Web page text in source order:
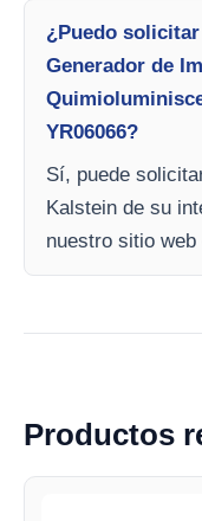
¿Puedo
Generador de
YR06066?
Sí, puede
Kalstein de su
nuestro sitio
Productos